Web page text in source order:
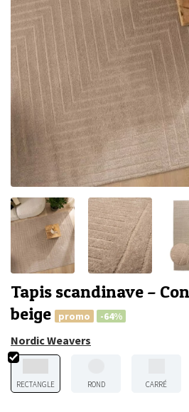
Tapis scandinave –
beige
promo -64%
Nordic Weavers
RECTANGLE ROND CARRÉ